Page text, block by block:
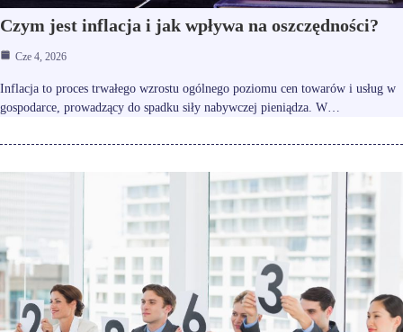
Czym jest inflacja i jak wpływa na oszczędności?
Cze 4, 2026
Inflacja to proces trwałego wzrostu ogólnego poziomu cen towarów i usług w
gospodarce, prowadzący do spadku siły nabywczej pieniądza. W…